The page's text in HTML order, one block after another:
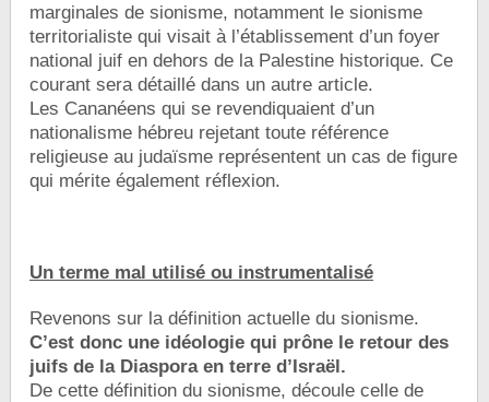
marginales de sionisme, notamment le sionisme
territorialiste qui visait à l’établissement d’un foyer
national juif en dehors de la Palestine historique. Ce
courant sera détaillé dans un autre article.
Les Cananéens qui se revendiquaient d’un
nationalisme hébreu rejetant toute référence
religieuse au judaïsme représentent un cas de figure
qui mérite également réflexion.
Un terme mal utilisé ou instrumentalisé
Revenons sur la définition actuelle du sionisme.
C’est donc une idéologie qui prône le retour des
juifs de la Diaspora en terre d’Israël.
De cette définition du sionisme, découle celle de